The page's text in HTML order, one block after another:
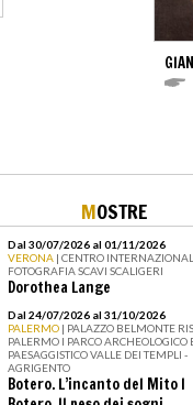
MOSTRE
Dal 30/07/2026 al 01/11/2026
VERONA | CENTRO
FOTOGRAFIA SCAVI SCALIGERI
Dorothea Lange
Dal 24/07/2026 al 31/10/2026
PALERMO | PALAZZO BELMONTE
PALERMO I PARCO ARCHEOLOGICO
PAESAGGISTICO VALLE DEI TEMPLI -
AGRIGENTO
Botero. L’incanto del Mito I